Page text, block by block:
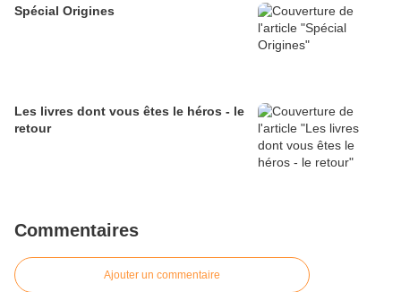
Spécial Origines
Les livres dont vous êtes le héros - le
retour
Commentaires
Ajouter un commentaire